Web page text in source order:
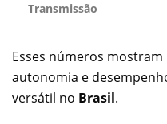
Transmissão
Esses números
autonomia e
versátil no Brasil.